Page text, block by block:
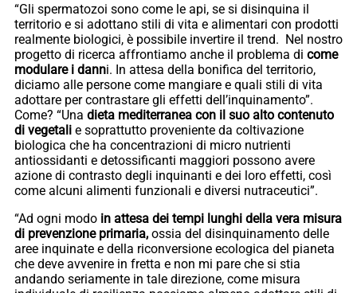
“Gli spermatozoi sono come le api, se si disinquina il
territorio e si adottano stili di vita e alimentari con prodotti
realmente biologici, è possibile invertire il trend. Nel nostro
progetto di ricerca affrontiamo anche il problema di come
modulare i danni. In attesa della bonifica del territorio,
diciamo alle persone come mangiare e quali stili di vita
adottare per contrastare gli effetti dell’inquinamento”.
Come? “Una dieta mediterranea con il suo alto contenuto
di vegetali e soprattutto proveniente da coltivazione
biologica che ha concentrazioni di micro nutrienti
antiossidanti e detossificanti maggiori possono avere
azione di contrasto degli inquinanti e dei loro effetti, così
come alcuni alimenti funzionali e diversi nutraceutici”.
“Ad ogni modo in attesa dei tempi lunghi della vera misura
di prevenzione primaria, ossia del disinquinamento delle
aree inquinate e della riconversione ecologica del pianeta
che deve avvenire in fretta e non mi pare che si stia
andando seriamente in tale direzione, come misura